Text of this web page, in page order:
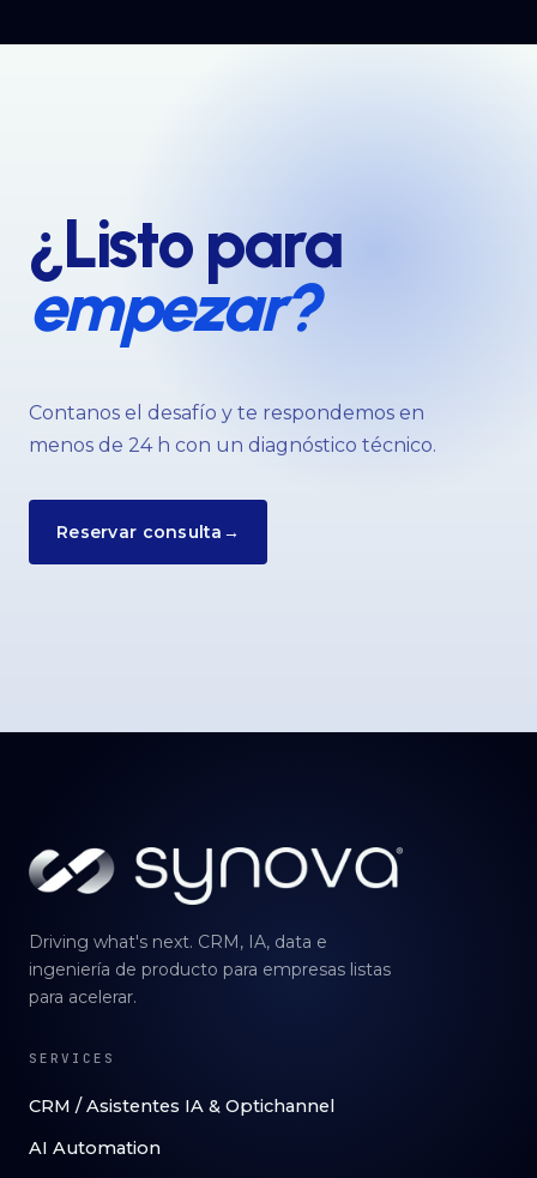
¿Listo para
empezar?
Contanos el desafío y te respondemos en
menos de 24 h con un diagnóstico técnico.
Reservar consulta →
Driving what's next. CRM, IA, data e
ingeniería de producto para empresas listas
para acelerar.
SERVICES
CRM / Asistentes IA & Optichannel
AI Automation